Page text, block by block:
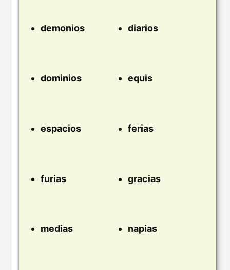
demonios diarios
dominios equis
espacios ferias
furias gracias
medias napias